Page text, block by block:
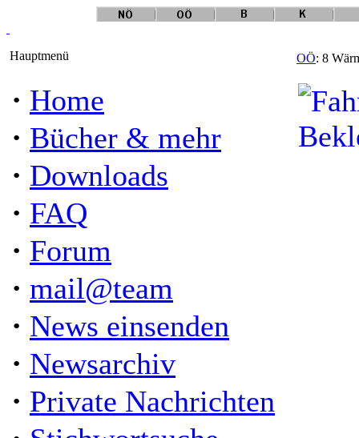
Hauptmenü
· Home
· Bücher & mehr
· Downloads
· FAQ
· Forum
· mail@team
· News einsenden
· Newsarchiv
· Private Nachrichten
OÖ: 8